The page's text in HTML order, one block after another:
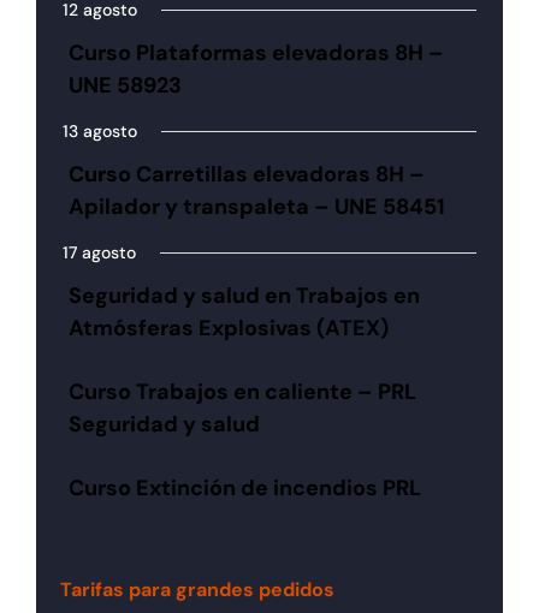
12 agosto
Curso Plataformas elevadoras 8H –
UNE 58923
13 agosto
Curso Carretillas elevadoras 8H –
Apilador y transpaleta – UNE 58451
17 agosto
Seguridad y salud en Trabajos en
Atmósferas Explosivas (ATEX)
Curso Trabajos en caliente – PRL
Seguridad y salud
Curso Extinción de incendios PRL
Tarifas para grandes pedidos